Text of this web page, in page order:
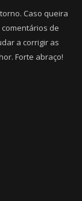
Caso queira
de
a corrigir as
Forte abraço!